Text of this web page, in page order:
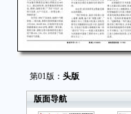
第01版： 头版
版面导航